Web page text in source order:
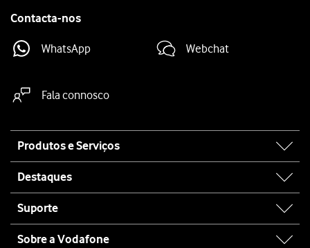
Contacta-nos
WhatsApp Webchat
Fala connosco
map
Produtos e Serviços
Destaques
Suporte
Sobre a Vodafone